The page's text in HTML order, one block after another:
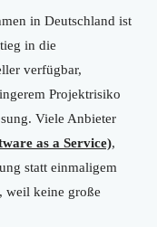
in Deutschland ist
in die
verfügbar,
Projektrisiko
Viele Anbieter
as a Service),
statt einmaligem
weil keine große